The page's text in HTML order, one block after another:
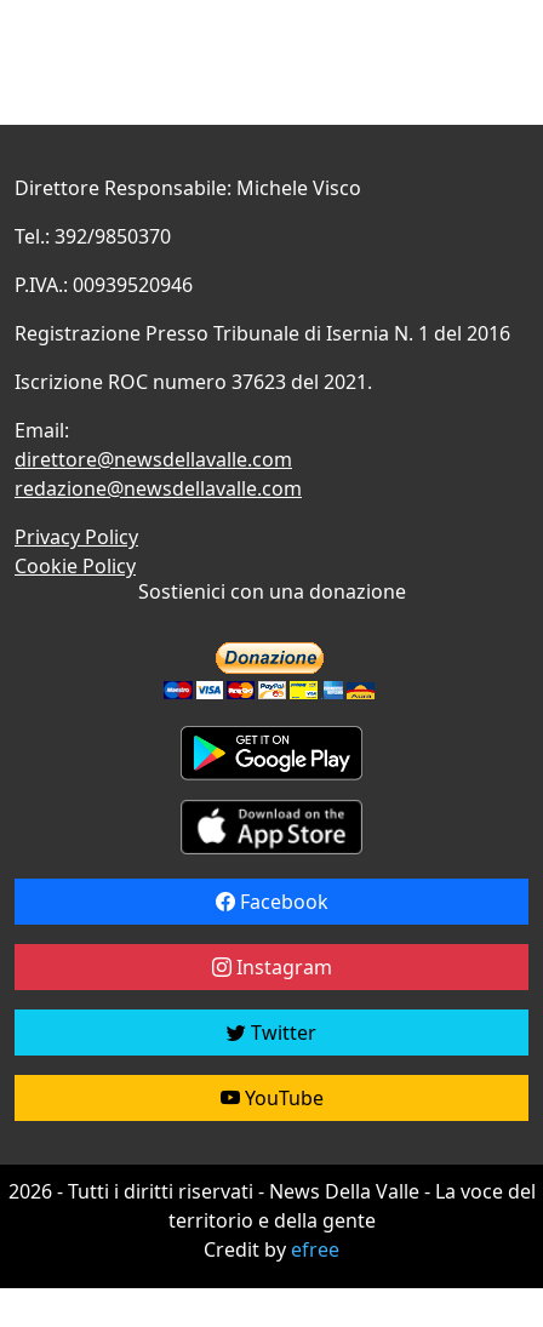
Direttore Responsabile: Michele Visco
Tel.: 392/9850370
P.IVA.: 00939520946
Registrazione Presso Tribunale di Isernia N. 1 del 2016
Iscrizione ROC numero 37623 del 2021.
Email:
direttore@newsdellavalle.com
redazione@newsdellavalle.com
Privacy Policy
Cookie Policy
Sostienici con una donazione
Facebook
Instagram
Twitter
YouTube
2026 - Tutti i diritti riservati - News Della Valle - La voce del
territorio e della gente
Credit byefree